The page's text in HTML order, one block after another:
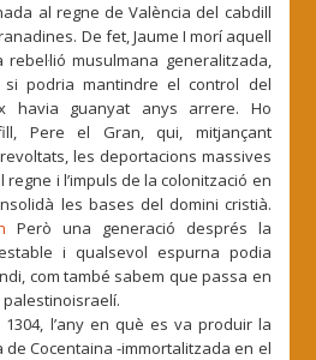
al regne de València del cabdill
De fet, Jaume I morí aquell
rebel·lió musulmana generalitzada,
podria mantindre el control del
havia guanyat anys arrere. Ho
Pere el Gran, qui, mitjançant
les deportacions massives
regne i l’impuls de la colonització en
les bases del domini cristià.
Però una generació després la
i qualsevol espurna podia
com també sabem que passa en
palestinoisraelí.
l’any en què es va produir la
Cocentaina -immortalitzada en el